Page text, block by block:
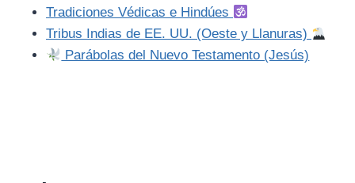
Tradiciones Védicas e Hindúes
Tribus Indias de EE. UU. (Oeste y Llanuras)
Parábolas del Nuevo Testamento (Jesús)